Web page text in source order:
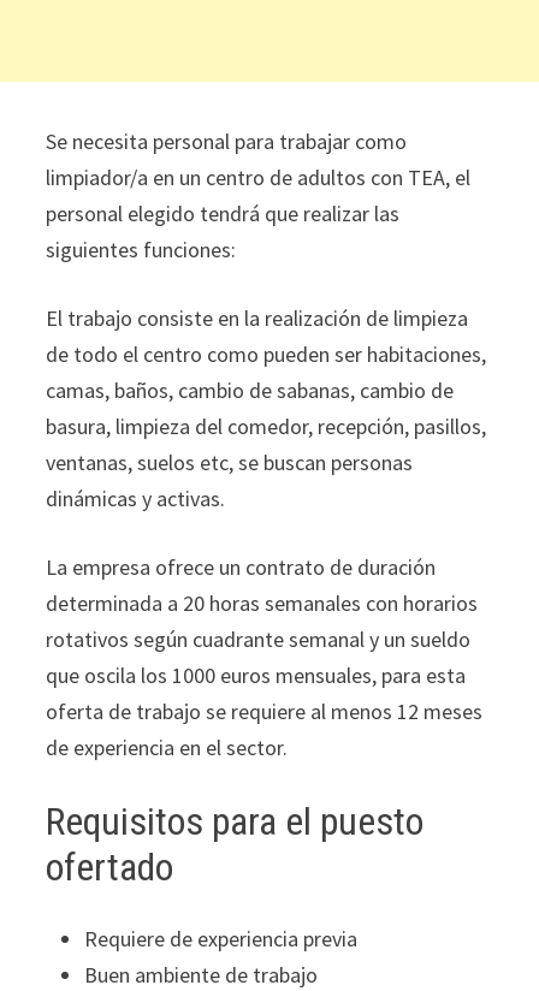
Se necesita personal para trabajar como
limpiador/a en un centro de adultos con TEA, el
personal elegido tendrá que realizar las
siguientes funciones:
El trabajo consiste en la realización de limpieza
de todo el centro como pueden ser habitaciones,
camas, baños, cambio de sabanas, cambio de
basura, limpieza del comedor, recepción, pasillos,
ventanas, suelos etc, se buscan personas
dinámicas y activas.
La empresa ofrece un contrato de duración
determinada a 20 horas semanales con horarios
rotativos según cuadrante semanal y un sueldo
que oscila los 1000 euros mensuales, para esta
oferta de trabajo se requiere al menos 12 meses
de experiencia en el sector.
Requisitos para el puesto
ofertado
Requiere de experiencia previa
Buen ambiente de trabajo